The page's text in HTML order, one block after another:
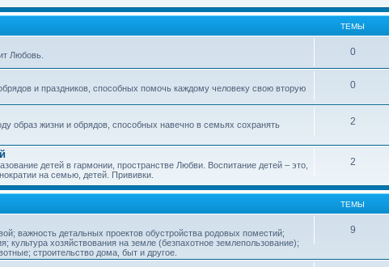
ТЕМЫ
Любовь. 0
и праздников, способных помочь каждому человеку свою вторую
0
образ жизни и обрядов, способных навечно в семьях сохранять
2
детей в гармонии, пространстве Любви. Воспитание детей – это,
на семью, детей. Прививки.
2
ТЕМЫ
важность детальных проектов обустройства родовых поместий;
культура хозяйствования на земле (безпахотное землепользование);
строительство дома, быт и другое.
9